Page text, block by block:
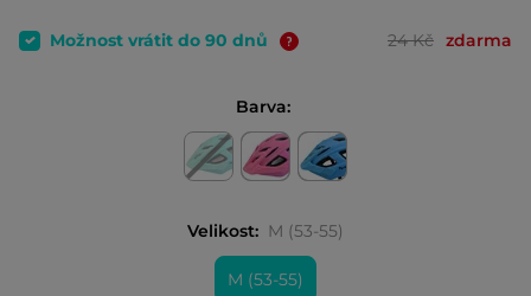
Možnost vrátit do 90 dnů 24 Kč zdarma
Barva:
Velikost: M (53-55)
M (53-55)